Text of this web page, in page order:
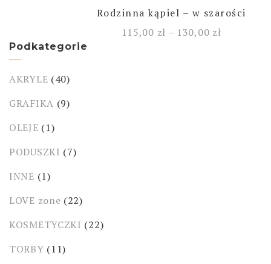
Rodzinna kąpiel – w szarości
115,00 zł – 130,00 zł
Podkategorie
AKRYLE (40)
GRAFIKA (9)
OLEJE (1)
PODUSZKI (7)
INNE (1)
LOVE zone (22)
KOSMETYCZKI (22)
TORBY (11)